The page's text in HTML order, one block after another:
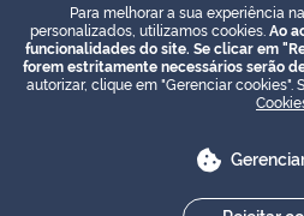
Para melhorar a sua experiência
personalizados, utilizamos cookies. Ao
funcionalidades do site. Se clicar em
forem estritamente necessários serão
autorizar, clique em "Gerenciar cookies".